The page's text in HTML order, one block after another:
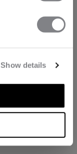
Show details